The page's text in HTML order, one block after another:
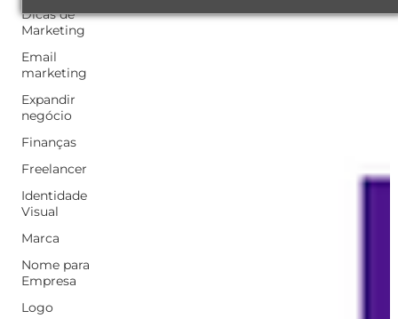
Dicas de
Marketing
Email
marketing
Expandir
negócio
Finanças
Freelancer
Identidade
Visual
Marca
Nome para
Empresa
Logo